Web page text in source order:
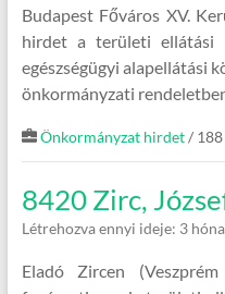
Budapest Főváros XV.
hirdet a területi ellátási
egészségügyi alapellátási
önkormányzati
Önkormányzat hirdet/ 188
8420 Zirc,
Létrehozva ennyi ideje: 3
Eladó Zircen